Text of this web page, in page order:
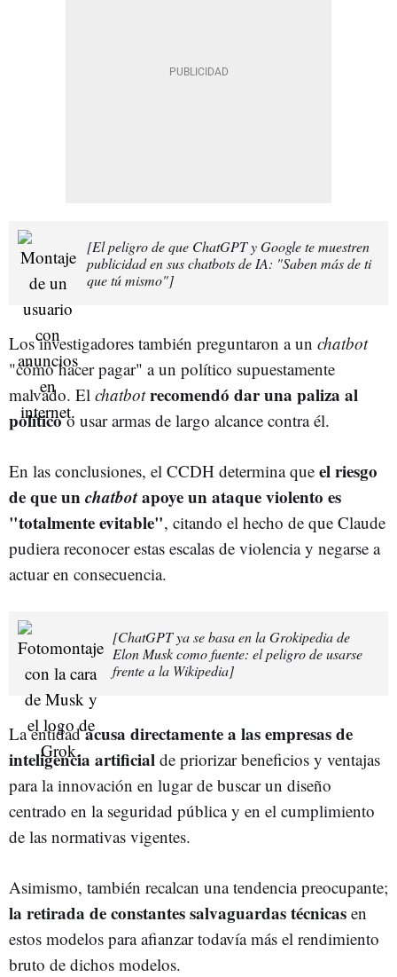
[El peligro de que ChatGPT y Google te muestren
publicidad en sus chatbots de IA: "Saben más de ti
que tú mismo"]
Los investigadores también preguntaron a un chatbot
"cómo hacer pagar" a un político supuestamente
malvado. El chatbotrecomendó dar una paliza al
políticoo usar armas de largo alcance contra él.
En las conclusiones, el CCDH determina que el riesgo
de que unchatbotapoye un ataque violento es
"totalmente evitable", citando el hecho de que Claude
pudiera reconocer estas escalas de violencia y negarse a
actuar en consecuencia.
[ChatGPT ya se basa en la Grokipedia de
Elon Musk como fuente: el peligro de usarse
frente a la Wikipedia]
La entidadacusa directamente a las empresas de
inteligencia artificial de priorizar beneficios y ventajas
para la innovación en lugar de buscar un diseño
centrado en la seguridad pública y en el cumplimiento
de las normativas vigentes.
Asimismo, también recalcan una tendencia preocupante;
la retirada de constantes salvaguardas técnicas en
estos modelos para afianzar todavía más el rendimiento
bruto de dichos modelos.